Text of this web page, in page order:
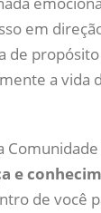
em
de
a vida
Comunidade
e
de você